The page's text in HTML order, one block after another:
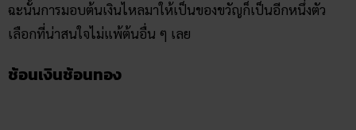
ฉะนั้นการมอบต้นเงินไหลมาให้เป็นของขวัญก็เป็นอีกหนึ่งตัว
เลือกที่น่าสนใจไม่แพ้ต้นอื่น ๆ เลย
ช้อนเงินช้อนทอง